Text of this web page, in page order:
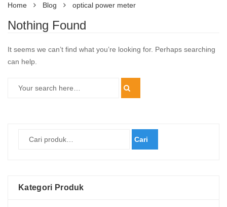
Home Blog optical power meter
Nothing Found
It seems we can’t find what you’re looking for. Perhaps searching
can help.
Cari
Kategori Produk